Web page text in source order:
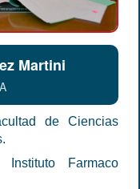
Martini
de Ciencias
Farmaco